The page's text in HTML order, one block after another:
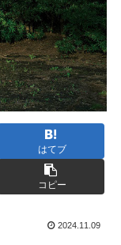
はてブ
コピー
2024.11.09